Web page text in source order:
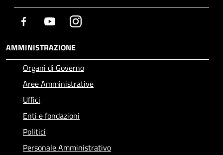
Facebook YoutubeInstagram
AMMINISTRAZIONE
Organi di Governo
Aree Amministrative
Uffici
Enti e fondazioni
Politici
Personale Amministrativo